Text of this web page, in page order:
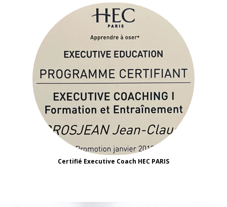
Certifié Executive Coach HEC PARIS